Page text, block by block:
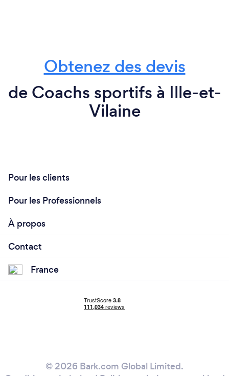
Obtenez des devis
de Coachs sportifs à Ille-et-
Vilaine
Pour les clients
Pour les Professionnels
À propos
Contact
France
© 2026 Bark.com Global Limited.